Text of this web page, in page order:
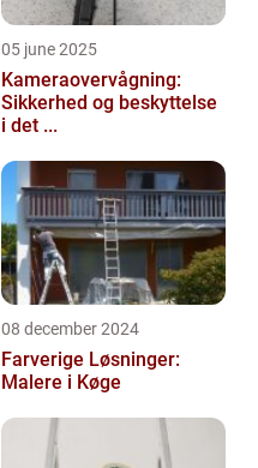
05 june 2025
Kameraovervågning:
Sikkerhed og beskyttelse
i det ...
08 december 2024
Farverige Løsninger:
Malere i Køge